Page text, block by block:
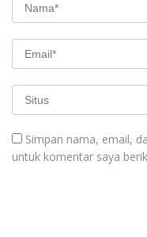
Simpan nama, email,
untuk komentar saya